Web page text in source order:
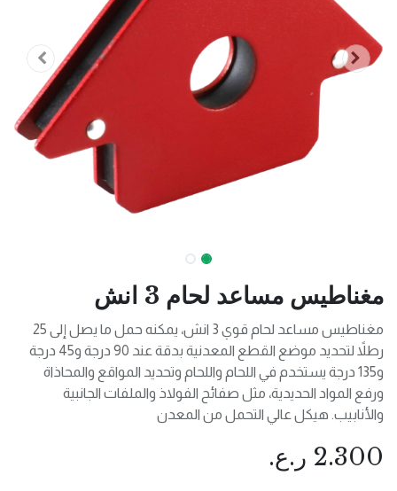
مغناطيس مساعد لحام 3 انش
مغناطيس مساعد لحام قوي 3 انش، يمكنه حمل ما يصل إلى 25
رطلاً لتحديد موضع القطع المعدنية بدقة عند 90 درجة و45 درجة
و135 درجة يستخدم في اللحام واللحام وتحديد المواقع والمحاذاة
ورفع المواد الحديدية، مثل صفائح الفولاذ والملفات الجانبية
والأنابيب. هيكل عالي التحمل من المعدن
2.300 ر.ع.